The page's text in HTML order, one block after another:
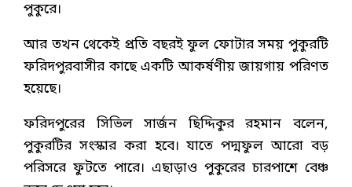
পুকুরে।
আর তখন থেকেই প্রতি বছরই ফুল ফোটার সময় পুকুরটি
ফরিদপুরবাসীর কাছে একটি আকর্ষণীয় জায়গায় পরিণত
হয়েছে।
ফরিদপুরের সিভিল সার্জন ছিদ্দিকুর রহমান বলেন,
পুকুরটির সংস্কার করা হবে। যাতে পদ্মফুল আরো বড়
পরিসরে ফুটতে পারে। এছাড়াও পুকুরের চারপাশে বেঞ্চ